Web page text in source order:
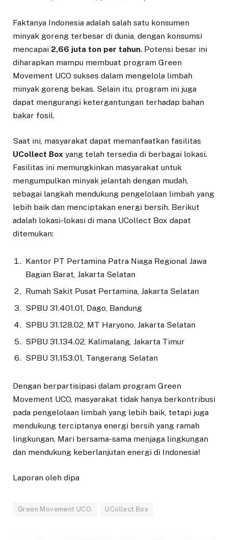
Faktanya Indonesia adalah salah satu konsumen
minyak goreng terbesar di dunia, dengan konsumsi
mencapai 2,66 juta ton per tahun. Potensi besar ini
diharapkan mampu membuat program Green
Movement UCO sukses dalam mengelola limbah
minyak goreng bekas. Selain itu, program ini juga
dapat mengurangi ketergantungan terhadap bahan
bakar fosil.
Saat ini, masyarakat dapat memanfaatkan fasilitas
UCollect Box yang telah tersedia di berbagai lokasi.
Fasilitas ini memungkinkan masyarakat untuk
mengumpulkan minyak jelantah dengan mudah,
sebagai langkah mendukung pengelolaan limbah yang
lebih baik dan menciptakan energi bersih. Berikut
adalah lokasi-lokasi di mana UCollect Box dapat
ditemukan:
Kantor PT Pertamina Patra Niaga Regional Jawa
Bagian Barat, Jakarta Selatan
Rumah Sakit Pusat Pertamina, Jakarta Selatan
SPBU 31.401.01, Dago, Bandung
SPBU 31.128.02, MT Haryono, Jakarta Selatan
SPBU 31.134.02, Kalimalang, Jakarta Timur
SPBU 31.153.01, Tangerang Selatan
Dengan berpartisipasi dalam program Green
Movement UCO, masyarakat tidak hanya berkontribusi
pada pengelolaan limbah yang lebih baik, tetapi juga
mendukung terciptanya energi bersih yang ramah
lingkungan. Mari bersama-sama menjaga lingkungan
dan mendukung keberlanjutan energi di Indonesia!
Laporan oleh dipa
Green Movement UCO. UCollect Box